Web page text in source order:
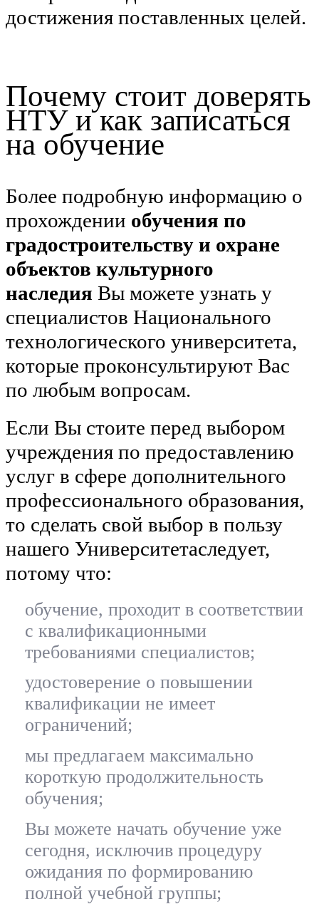
достижения поставленных целей.
Почему стоит доверять
НТУ и как записаться
на обучение
Более подробную информацию о
прохождении обучения по
градостроительству и охране
объектов культурного
наследия Вы можете узнать у
специалистов Национального
технологического университета,
которые проконсультируют Вас
по любым вопросам.
Если Вы стоите перед выбором
учреждения по предоставлению
услуг в сфере дополнительного
профессионального образования,
то сделать свой выбор в пользу
нашего Университетаследует,
потому что:
обучение, проходит в соответствии
с квалификационными
требованиями специалистов;
удостоверение о повышении
квалификации не имеет
ограничений;
мы предлагаем максимально
короткую продолжительность
обучения;
Вы можете начать обучение уже
сегодня, исключив процедуру
ожидания по формированию
полной учебной группы;